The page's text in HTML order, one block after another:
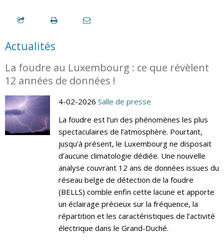
Actualités
La foudre au Luxembourg : ce que révèlent
12 années de données !
4-02-2026 Salle de presse
La foudre est l’un des phénomènes les plus
spectaculaires de l’atmosphère. Pourtant,
jusqu’à présent, le Luxembourg ne disposait
d’aucune climatologie dédiée. Une nouvelle
analyse couvrant 12 ans de données issues du
réseau belge de détection de la foudre
(BELLS) comble enfin cette lacune et apporte
un éclairage précieux sur la fréquence, la
répartition et les caractéristiques de l’activité
électrique dans le Grand-Duché.